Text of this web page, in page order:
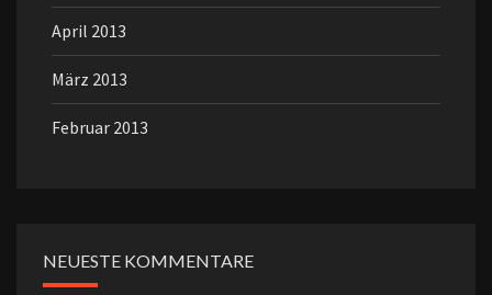
April 2013
März 2013
Februar 2013
NEUESTE KOMMENTARE